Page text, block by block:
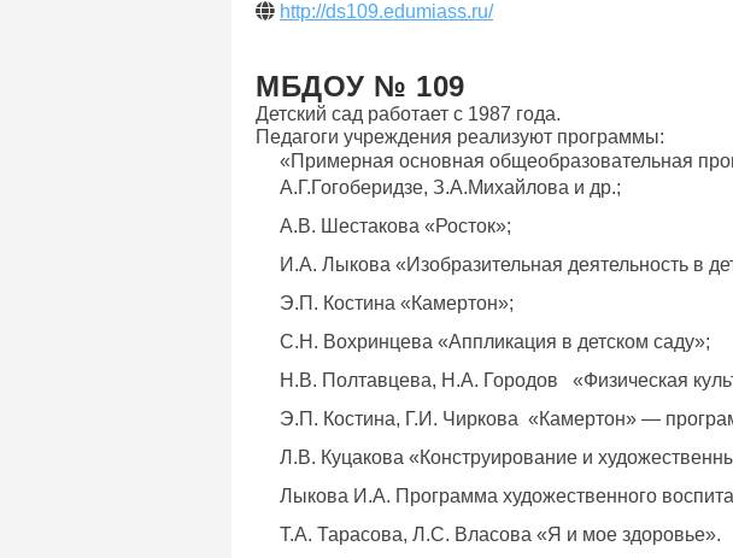
http://ds109.edumiass.ru/
МБДОУ № 109
Детский сад работает с 1987 года.
Педагоги учреждения реализуют программы:
«Примерная основная общеобразовательная
А.Г.Гогоберидзе, З.А.Михайлова и др.;
А.В. Шестакова «Росток»;
И.А. Лыкова «Изобразительная деятельность в
Э.П. Костина «Камертон»;
С.Н. Вохринцева «Аппликация в детском саду»;
Н.В. Полтавцева, Н.А. Городов «Физическая
Э.П. Костина, Г.И. Чиркова «Камертон» —
Л.В. Куцакова «Конструирование и
Лыкова И.А. Программа художественного
Т.А. Тарасова, Л.С. Власова «Я и мое здоровье».